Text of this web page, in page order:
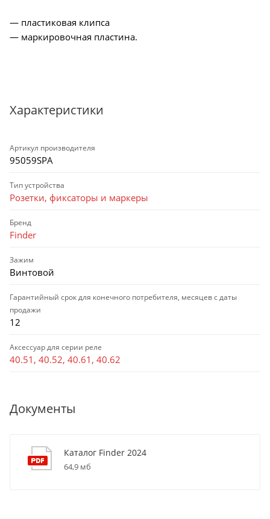
— пластиковая клипса
— маркировочная пластина.
Характеристики
Артикул производителя
95059SPA
Тип устройства
Розетки, фиксаторы и маркеры
Бренд
Finder
Зажим
Винтовой
Гарантийный срок для конечного потребителя, месяцев с даты
продажи
12
Аксессуар для серии реле
40.51, 40.52, 40.61, 40.62
Документы
Каталог Finder 2024
64,9 мб